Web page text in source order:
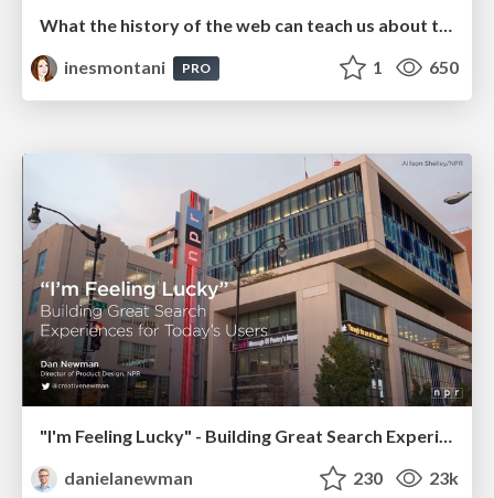
What the history of the web can teach us about the future of AI
inesmontani
PRO 1 650
"I'm Feeling Lucky" - Building Great Search Experiences for Today's Users (#IAC19)
danielanewman
230 23k